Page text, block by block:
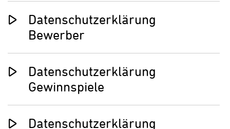
Datenschutzerklärung
Bewerber
Datenschutzerklärung
Gewinnspiele
Datenschutzerklärung